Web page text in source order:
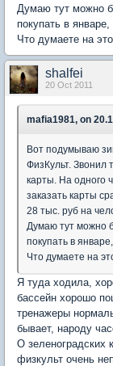
Думаю тут можно
покупать в
Что думаете на
shalfei
20 Oct 2011
mafia1981, on
Вот подумываю
ФизКульт. Звонил
карты. На одного
заказать карты
28 тыс. руб на
Думаю тут можно
покупать в
Что думаете на
Я туда ходила,
бассейн хорошо
тренажеры
бывает, народу
О зеленоградских
физкульт очень